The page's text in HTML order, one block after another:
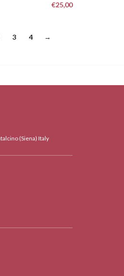
€25,00
3 4 →
(Siena) Italy